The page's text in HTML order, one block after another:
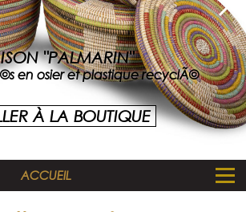
"PALMARIN"
en osier et plastique recyclÃ©
À LA BOUTIQUE
ACCUEIL